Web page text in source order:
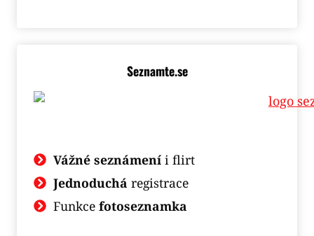
Seznamte.se
Vážné seznámeníi flirt
Jednoduchá registrace
Funkce fotoseznamka